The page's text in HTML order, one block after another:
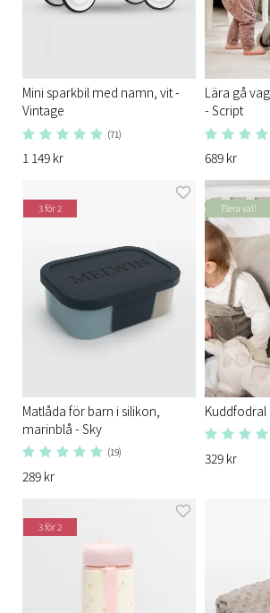
Mini sparkbil med namn, vit -
Vintage
(71)
1 149 kr
Lära gå
- Script
689 kr
3 för 2
Matlåda för barn i silikon,
marinblå - Sky
(19)
289 kr
Flera val!
329 kr
3 för 2